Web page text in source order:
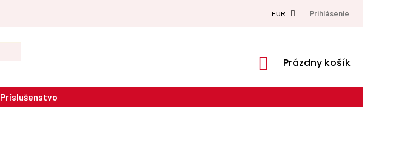
EUR Prihlásenie
NÁKUPNÝ
Prázdny košík
Príslušenstvo